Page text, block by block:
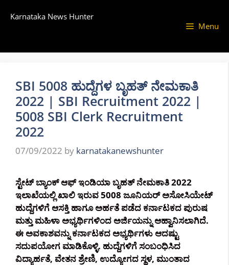
Karnataka News Hunter
Menu
SBI 5008 ಹುದ್ದೆಗಳ ಬೃಹತ್ ನೇಮಕಾತಿ
2022 | SBI Recruitment 2022 |
5008 SBI Clerk Recruitment
2022
07/09/2022 by karnatakanewshunter
ಸ್ಟೇಟ್ ಬ್ಯಾಂಕ್ ಆಫ್ ಇಂಡಿಯಾ ಬೃಹತ್ ನೇಮಕಾತಿ 2022
ಇಲಾಖೆಯಲ್ಲಿ ಖಾಲಿ ಇರುವ 5008 ಜೂನಿಯರ್ ಅಸೋಸಿಯೇಟ್
ಹುದ್ದೆಗಳಿಗೆ ಆಸಕ್ತಿ ಹಾಗೂ ಅರ್ಹತೆ ಪಡೆದ ಕರ್ನಾಟಕದ ಪುರುಷ
ಮತ್ತು ಮಹಿಳಾ ಅಭ್ಯರ್ಥಿಗಳಿಂದ ಅರ್ಜಿಯನ್ನು ಆಹ್ವಾನಿಸಲಾಗಿದೆ.
ಈ ಅವಕಾಶವನ್ನು ಕರ್ನಾಟಕದ ಅಭ್ಯರ್ಥಿಗಳು ಆದಷ್ಟು
ಸದುಪಯೋಗ ಮಾಡಿಕೊಳ್ಳಿ. ಹುದ್ದೆಗಳಿಗೆ ಸಂಬಂಧಿಸಿದ
ವಿದ್ಯಾರ್ಹತೆ, ವೇತನ ಶ್ರೇಣಿ, ಉದ್ಯೋಗದ ಸ್ಥಳ, ಮುಂತಾದ